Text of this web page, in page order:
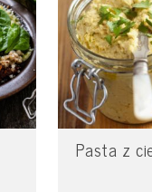
Pasta z